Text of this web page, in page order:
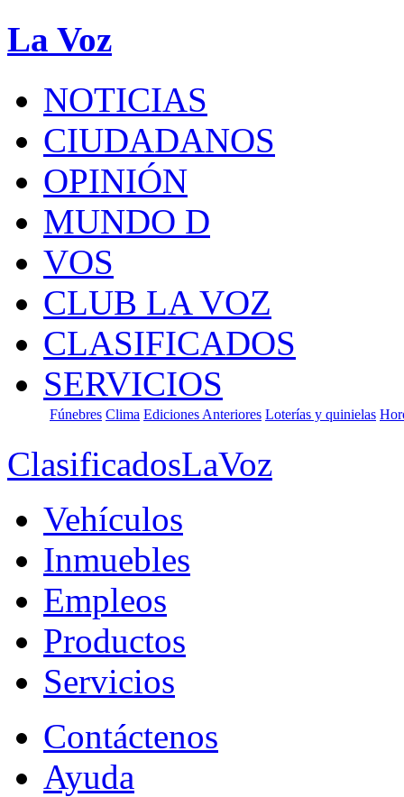
La Voz
NOTICIAS
CIUDADANOS
OPINIÓN
MUNDO D
VOS
CLUB LA VOZ
CLASIFICADOS
SERVICIOS
Fúnebres Clima Ediciones Anteriores Loterías y quinielas
ClasificadosLaVoz
Vehículos
Inmuebles
Empleos
Productos
Servicios
Contáctenos
Ayuda